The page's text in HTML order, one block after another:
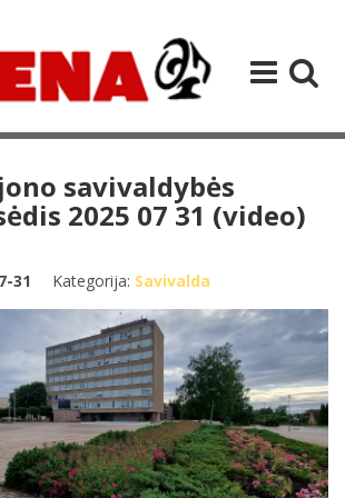
savivaldybės
2025 07 31 (video)
31 Kategorija: Savivalda